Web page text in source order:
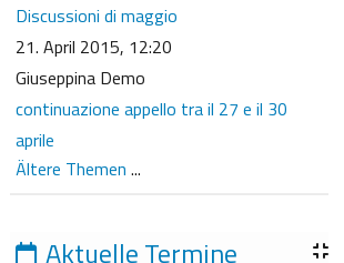
Discussioni di maggio
21. April 2015, 12:20
Giuseppina Demo
continuazione appello tra il 27 e il 30
aprile
Ältere Themen ...
Aktuelle Termine